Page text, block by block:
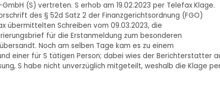
(S) vertreten. S erhob am 19.02.2023 per Telefax Klage.
des § 52d Satz 2 der Finanzgerichtsordnung (FGO)
übermittelten Schreiben vom 09.03.2023, die
für die Erstanmeldung zum besonderen
Noch am selben Tage kam es zu einem
einer für S tätigen Person; dabei wies der Berichterstatter
S habe nicht unverzüglich mitgeteilt, weshalb die Klage